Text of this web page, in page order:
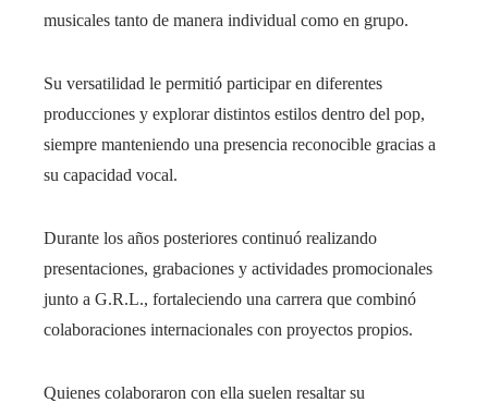
musicales tanto de manera individual como en grupo.
Su versatilidad le permitió participar en diferentes
producciones y explorar distintos estilos dentro del pop,
siempre manteniendo una presencia reconocible gracias a
su capacidad vocal.
Durante los años posteriores continuó realizando
presentaciones, grabaciones y actividades promocionales
junto a G.R.L., fortaleciendo una carrera que combinó
colaboraciones internacionales con proyectos propios.
Quienes colaboraron con ella suelen resaltar su